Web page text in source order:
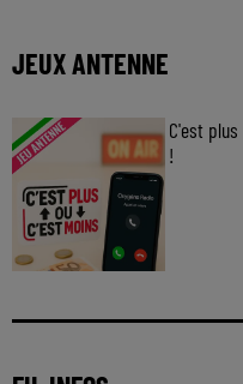
JEUX ANTENNE
C'est
!